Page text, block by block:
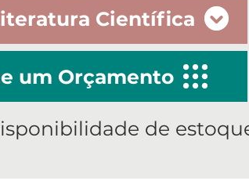
Científica
um Orçamento
de